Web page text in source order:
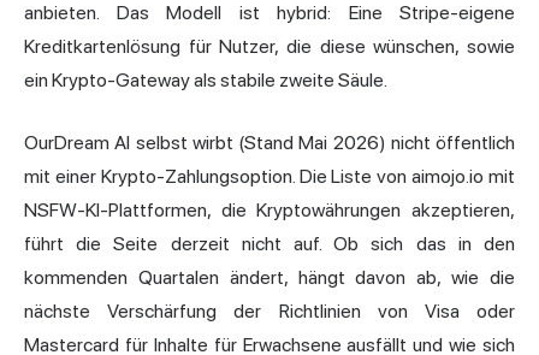
anbieten. Das Modell ist hybrid: Eine Stripe-eigene
Kreditkartenlösung für Nutzer, die diese wünschen, sowie
ein Krypto-Gateway als stabile zweite Säule.
OurDream AI selbst wirbt (Stand Mai 2026) nicht öffentlich
mit einer Krypto-Zahlungsoption. Die Liste von aimojo.io mit
NSFW-KI-Plattformen, die Kryptowährungen akzeptieren,
führt die Seite derzeit nicht auf. Ob sich das in den
kommenden Quartalen ändert, hängt davon ab, wie die
nächste Verschärfung der Richtlinien von Visa oder
Mastercard für Inhalte für Erwachsene ausfällt und wie sich